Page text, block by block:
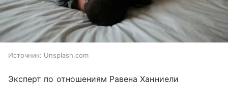
Источник: Unsplash.com
Эксперт по отношениям Равена Ханниели